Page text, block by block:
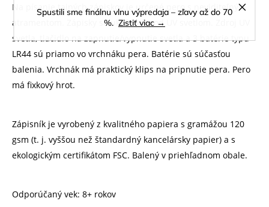
Spustili sme finálnu vlnu výpredaja – zľavy až do 70
%. Zistiť viac →
Na písanie tajných zápiskov je určené pero s neviditeľným
atramentom. Zápisky sa ukážu až pod UV svetlom. Zdroj UV
svetla, tlačidlo na zapnutie/vypnutie svetla a 3 batérie typu
LR44 sú priamo vo vrchnáku pera. Batérie sú súčasťou
balenia. Vrchnák má praktický klips na pripnutie pera. Pero
má fixkový hrot.
Zápisník je vyrobený z kvalitného papiera s gramážou 120
gsm (t. j. vyššou než štandardný kancelársky papier) a s
ekologickým certifikátom FSC. Balený v priehľadnom obale.
Odporúčaný vek: 8+ rokov